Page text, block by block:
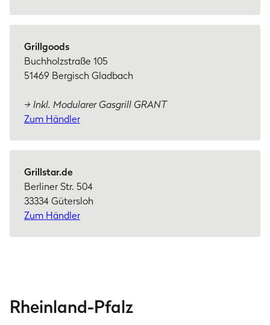
Grillgoods
Buchholzstraße 105
51469 Bergisch Gladbach
→ Inkl. Modularer Gasgrill GRANT
Zum Händler
Grillstar.de
Berliner Str. 504
33334 Gütersloh
Zum Händler
Rheinland-Pfalz